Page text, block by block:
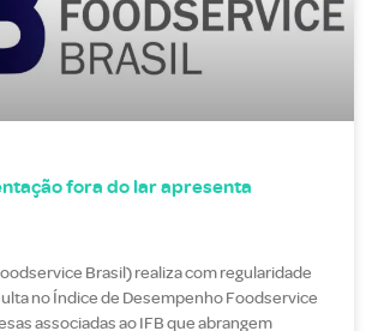
fora do lar apresenta
Brasil) realiza com regularidade
no Índice de Desempenho Foodservice
associadas ao IFB que abrangem